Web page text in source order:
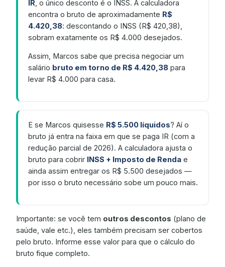
IR, o único desconto é o INSS. A calculadora
encontra o bruto de aproximadamente R$
4.420,38: descontando o INSS (R$ 420,38),
sobram exatamente os R$ 4.000 desejados.
Assim, Marcos sabe que precisa negociar um
salário bruto em torno de R$ 4.420,38 para
levar R$ 4.000 para casa.
E se Marcos quisesse R$ 5.500 líquidos? Aí o
bruto já entra na faixa em que se paga IR (com a
redução parcial de 2026). A calculadora ajusta o
bruto para cobrir INSS + Imposto de Renda e
ainda assim entregar os R$ 5.500 desejados —
por isso o bruto necessário sobe um pouco mais.
Importante: se você tem outros descontos (plano de
saúde, vale etc.), eles também precisam ser cobertos
pelo bruto. Informe esse valor para que o cálculo do
bruto fique completo.